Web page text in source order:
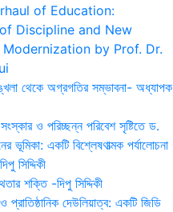
of Education:
Discipline and New
by Prof. Dr.
থেকে অগ্রগতির সম্ভাবনা- অধ্যাপক
সংস্কার ও পরিচ্ছন্ন পরিবেশ সৃষ্টিতে ড.
ভূমিকা: একটি বিশ্লেষণাত্মক পর্যালোচনা
সিদ্দিকী
শক্তি -দিপু সিদ্দিকী
দেউলিয়াত্ব: একটি জিডি